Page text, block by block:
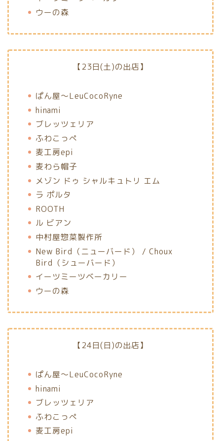
ウーの森
【23日(土)の出店】
ぱん屋〜LeuCocoRyne
hinami
ブレッツェリア
ふわこっぺ
麦工房epi
麦わら帽子
メゾン ドゥ シャルキュトリ エム
ラ ポルタ
ROOTH
ル ビアン
中村屋惣菜製作所
New Bird（ニューバード） / Choux
Bird（シューバード）
イーツミーツベーカリー
ウーの森
【24日(日)の出店】
ぱん屋〜LeuCocoRyne
hinami
ブレッツェリア
ふわこっぺ
麦工房epi